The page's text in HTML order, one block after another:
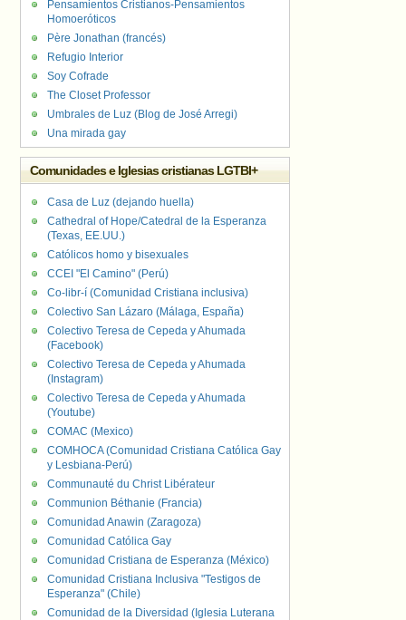
Pensamientos Cristianos-Pensamientos
Homoeróticos
Père Jonathan (francés)
Refugio Interior
Soy Cofrade
The Closet Professor
Umbrales de Luz (Blog de José Arregi)
Una mirada gay
Comunidades e Iglesias cristianas LGTBI+
Casa de Luz (dejando huella)
Cathedral of Hope/Catedral de la Esperanza
(Texas, EE.UU.)
Católicos homo y bisexuales
CCEI "El Camino" (Perú)
Co-libr-í (Comunidad Cristiana inclusiva)
Colectivo San Lázaro (Málaga, España)
Colectivo Teresa de Cepeda y Ahumada
(Facebook)
Colectivo Teresa de Cepeda y Ahumada
(Instagram)
Colectivo Teresa de Cepeda y Ahumada
(Youtube)
COMAC (Mexico)
COMHOCA (Comunidad Cristiana Católica Gay
y Lesbiana-Perú)
Communauté du Christ Libérateur
Communion Béthanie (Francia)
Comunidad Anawin (Zaragoza)
Comunidad Católica Gay
Comunidad Cristiana de Esperanza (México)
Comunidad Cristiana Inclusiva "Testigos de
Esperanza" (Chile)
Comunidad de la Diversidad (Iglesia Luterana